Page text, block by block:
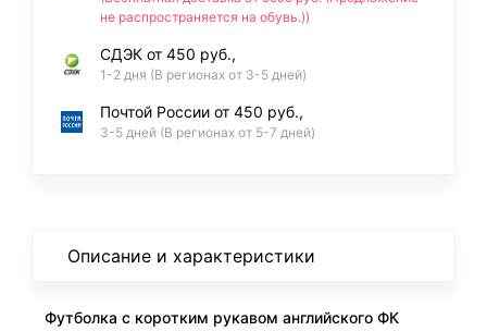
не распространяется на обувь.))
СДЭК от 450 руб.,
1-2 дня (В регионах от 3-5 дней)
Почтой России от 450 руб.,
3-5 дней (В регионах от 5-7 дней)
Описание и характеристики
Футболка с коротким рукавом английского ФК